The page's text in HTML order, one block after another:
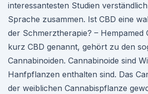
interessantesten Studien
Sprache zusammen. Ist CBD eine
der Schmerztherapie? – Hempamed
kurz CBD genannt, gehört zu den
Cannabinoiden. Cannabinoide sind
Hanfpflanzen enthalten sind. Das
der weiblichen Cannabispflanze